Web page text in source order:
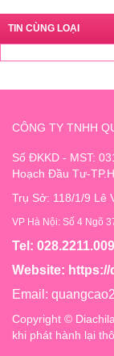
TIN CÙNG LOẠI
CÔNG TY TNHH
Số ĐKKD - MST:
Hoạch Đầu Tư-
Trụ Sở: 118/1/9 Lê
VP Hà Nội: Số 4 Ngõ
Tel:
Website:
Email:
Copyright ©
khi phát hành lại